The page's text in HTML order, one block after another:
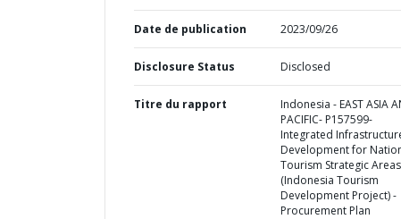
Date de publication 2023/09/26
Disclosure Status Disclosed
Titre du rapport
Indonesia - EAST ASIA
PACIFIC- P157599-
Integrated
Development for
Tourism Strategic Areas
(Indonesia Tourism
Development Project) -
Procurement Plan